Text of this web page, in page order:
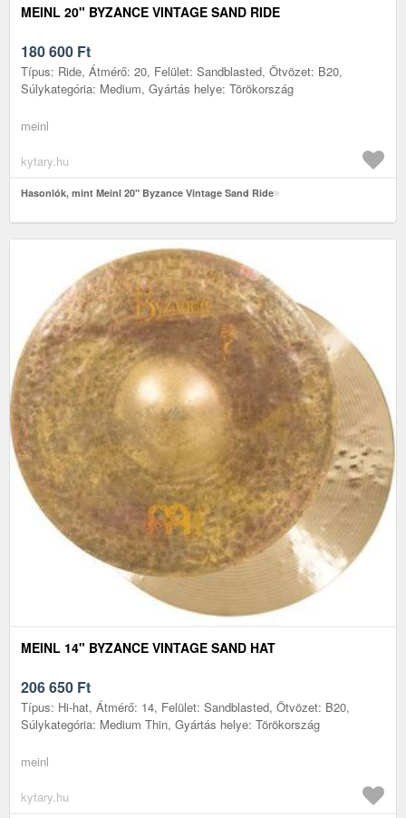
MEINL 20" BYZANCE VINTAGE SAND RIDE
180 600 Ft
Típus: Ride, Átmérő: 20, Felület: Sandblasted, Ötvözet: B20,
Súlykategória: Medium, Gyártás helye: Törökország
meinl
kytary.hu
Hasonlók, mint Meinl 20" Byzance Vintage Sand Ride
MEINL 14" BYZANCE VINTAGE SAND HAT
206 650 Ft
Típus: Hi-hat, Átmérő: 14, Felület: Sandblasted, Ötvözet: B20,
Súlykategória: Medium Thin, Gyártás helye: Törökország
meinl
kytary.hu